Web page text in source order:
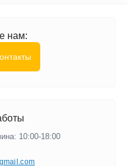
нам:
10:00-18:00